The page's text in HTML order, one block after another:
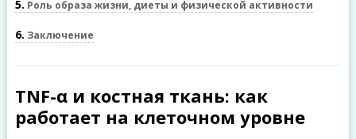
5 Роль образа жизни, диеты и физической активности
6 Заключение
TNF-α и костная ткань: как
работает на клеточном уровне